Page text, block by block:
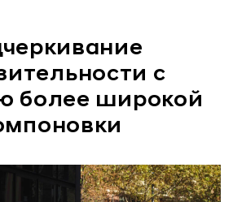
с
более широкой